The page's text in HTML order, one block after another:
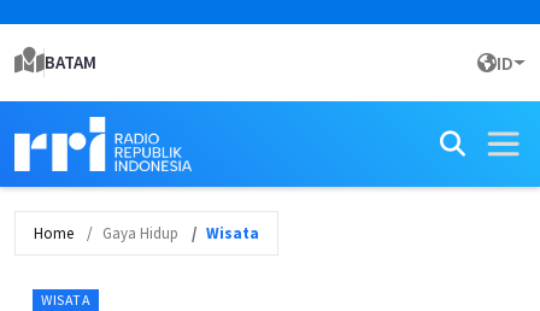
BATAM ID
Home Gaya Hidup Wisata
WISATA